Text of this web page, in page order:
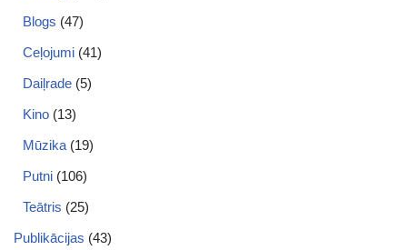
Blogs (47)
Ceļojumi (41)
Daiļrade (5)
Kino (13)
Mūzika (19)
Putni (106)
Teātris (25)
Publikācijas (43)